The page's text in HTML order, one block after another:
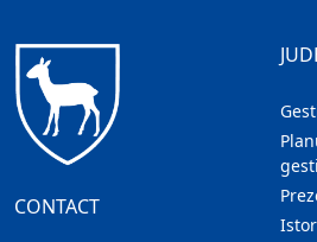
CONTACT